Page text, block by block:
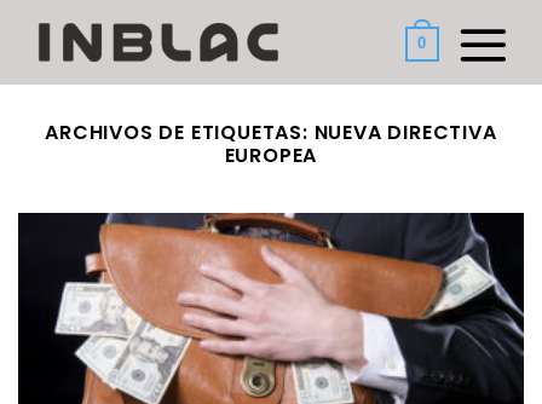
0
ARCHIVOS DE ETIQUETAS: NUEVA DIRECTIVA
EUROPEA